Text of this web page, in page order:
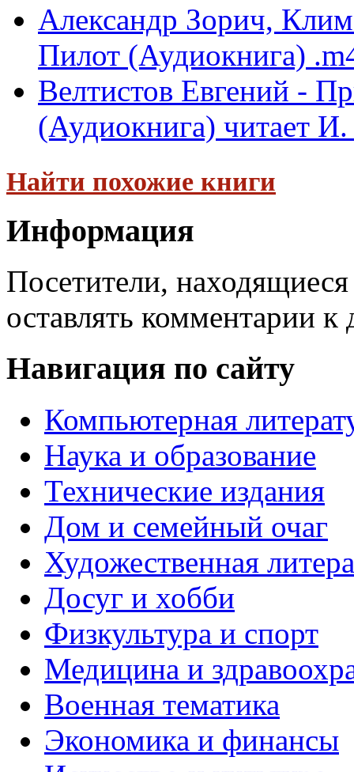
Александр Зорич,
Пилот (Аудиокнига)
Велтистов Евгений -
(Аудиокнига) читает
Найти похожие книги
Информация
Посетители,
оставлять комментарии к
Навигация по сайту
Компьютерная
Наука и образование
Технические издания
Дом и семейный очаг
Художественная
Досуг и хобби
Физкультура и спорт
Медицина и
Военная тематика
Экономика и финансы